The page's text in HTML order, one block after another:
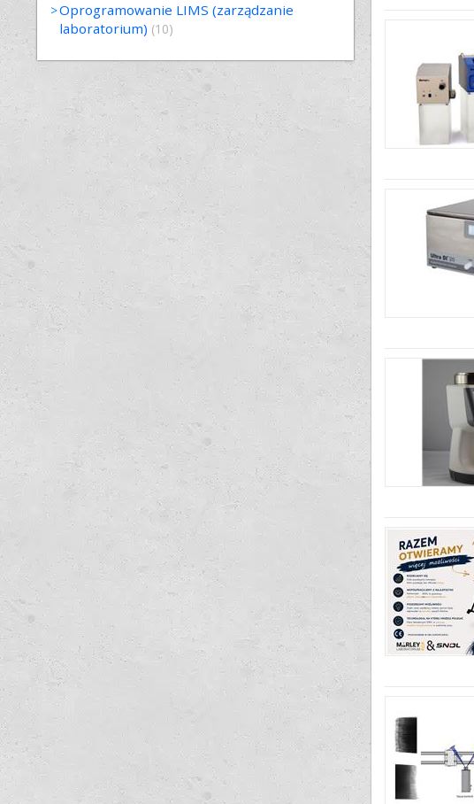
Oprogramowanie LIMS (zarządzanie
laboratorium) (10)